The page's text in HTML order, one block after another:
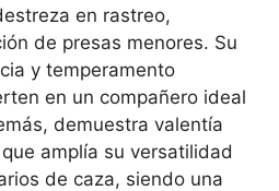
en rastreo,
de presas menores. Su
y temperamento
en un compañero ideal
demuestra valentía
amplía su versatilidad
de caza, siendo una